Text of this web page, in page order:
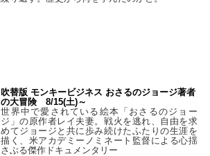
吹替版 モンキービジネス おさるのジョージ著者
の大冒険 8/15(土)～
世界中で愛されている絵本「おさるのジョー
ジ」の原作者レイ夫妻。戦火を逃れ、自由を求
めてジョージと共に歩み続けたふたりの生涯を
描く、米アカデミーノミネート監督による心揺
さぶる傑作ドキュメンタリー